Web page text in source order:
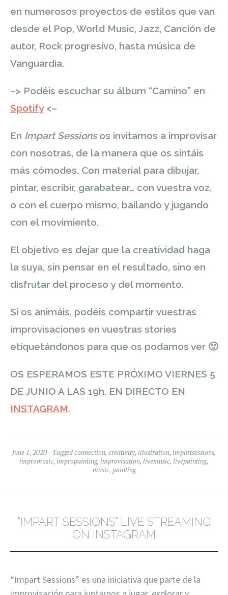
en numerosos proyectos de estilos que van
desde el Pop, World Music, Jazz, Canción de
autor, Rock progresivo, hasta música de
Vanguardia.
–> Podéis escuchar su álbum “Camino” en
Spotify<–
En Impart Sessionsos invitamos a improvisar
con nosotras, de la manera que os sintáis
más cómodes. Con material para dibujar,
pintar, escribir, garabatear… con vuestra voz,
o con el cuerpo mismo, bailando y jugando
con el movimiento.
El objetivo es dejar que la creatividad haga
la suya, sin pensar en el resultado, sino en
disfrutar del proceso y del momento.
Si os animáis, podéis compartir vuestras
improvisaciones en vuestras stories
etiquetándonos para que os podamos ver 🙂
OS ESPERAMOS ESTE PRÓXIMO VIERNES 5
DE JUNIO A LAS 19h. EN DIRECTO EN
INSTAGRAM.
June 1, 2020 Taggedconnection, creativity, illustration, impartsessions,
impromusic, impropainting, improvisation, livemusic, livepainting,
music, painting
“IMPART SESSIONS” LIVE STREAMING
ON INSTAGRAM
“Impart Sessions” es una iniciativa que parte de la